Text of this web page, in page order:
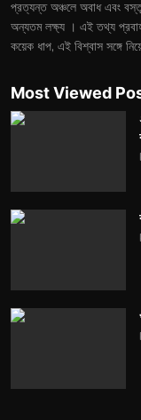
প্রত্যন্ত অঞ্চলে অবাধ এবং
অন্যতম লক্ষ্য । এই তথ্য
কয়েক ধাপ, এই বিশ্বাস সঙ্গে
Most Viewed